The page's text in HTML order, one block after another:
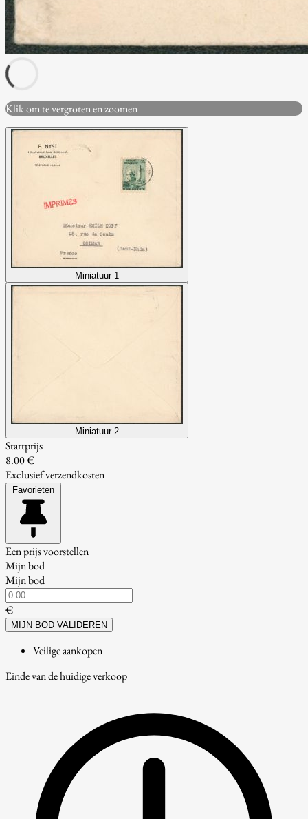
Klik om te vergroten en zoomen
Miniatuur 1
Miniatuur 2
Startprijs
8.00 €
Exclusief verzendkosten
Favorieten
Een prijs voorstellen
Mijn bod
Mijn bod
€
MIJN BOD VALIDEREN
Veilige aankopen
Einde van de huidige verkoop